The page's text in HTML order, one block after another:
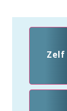
Zelf